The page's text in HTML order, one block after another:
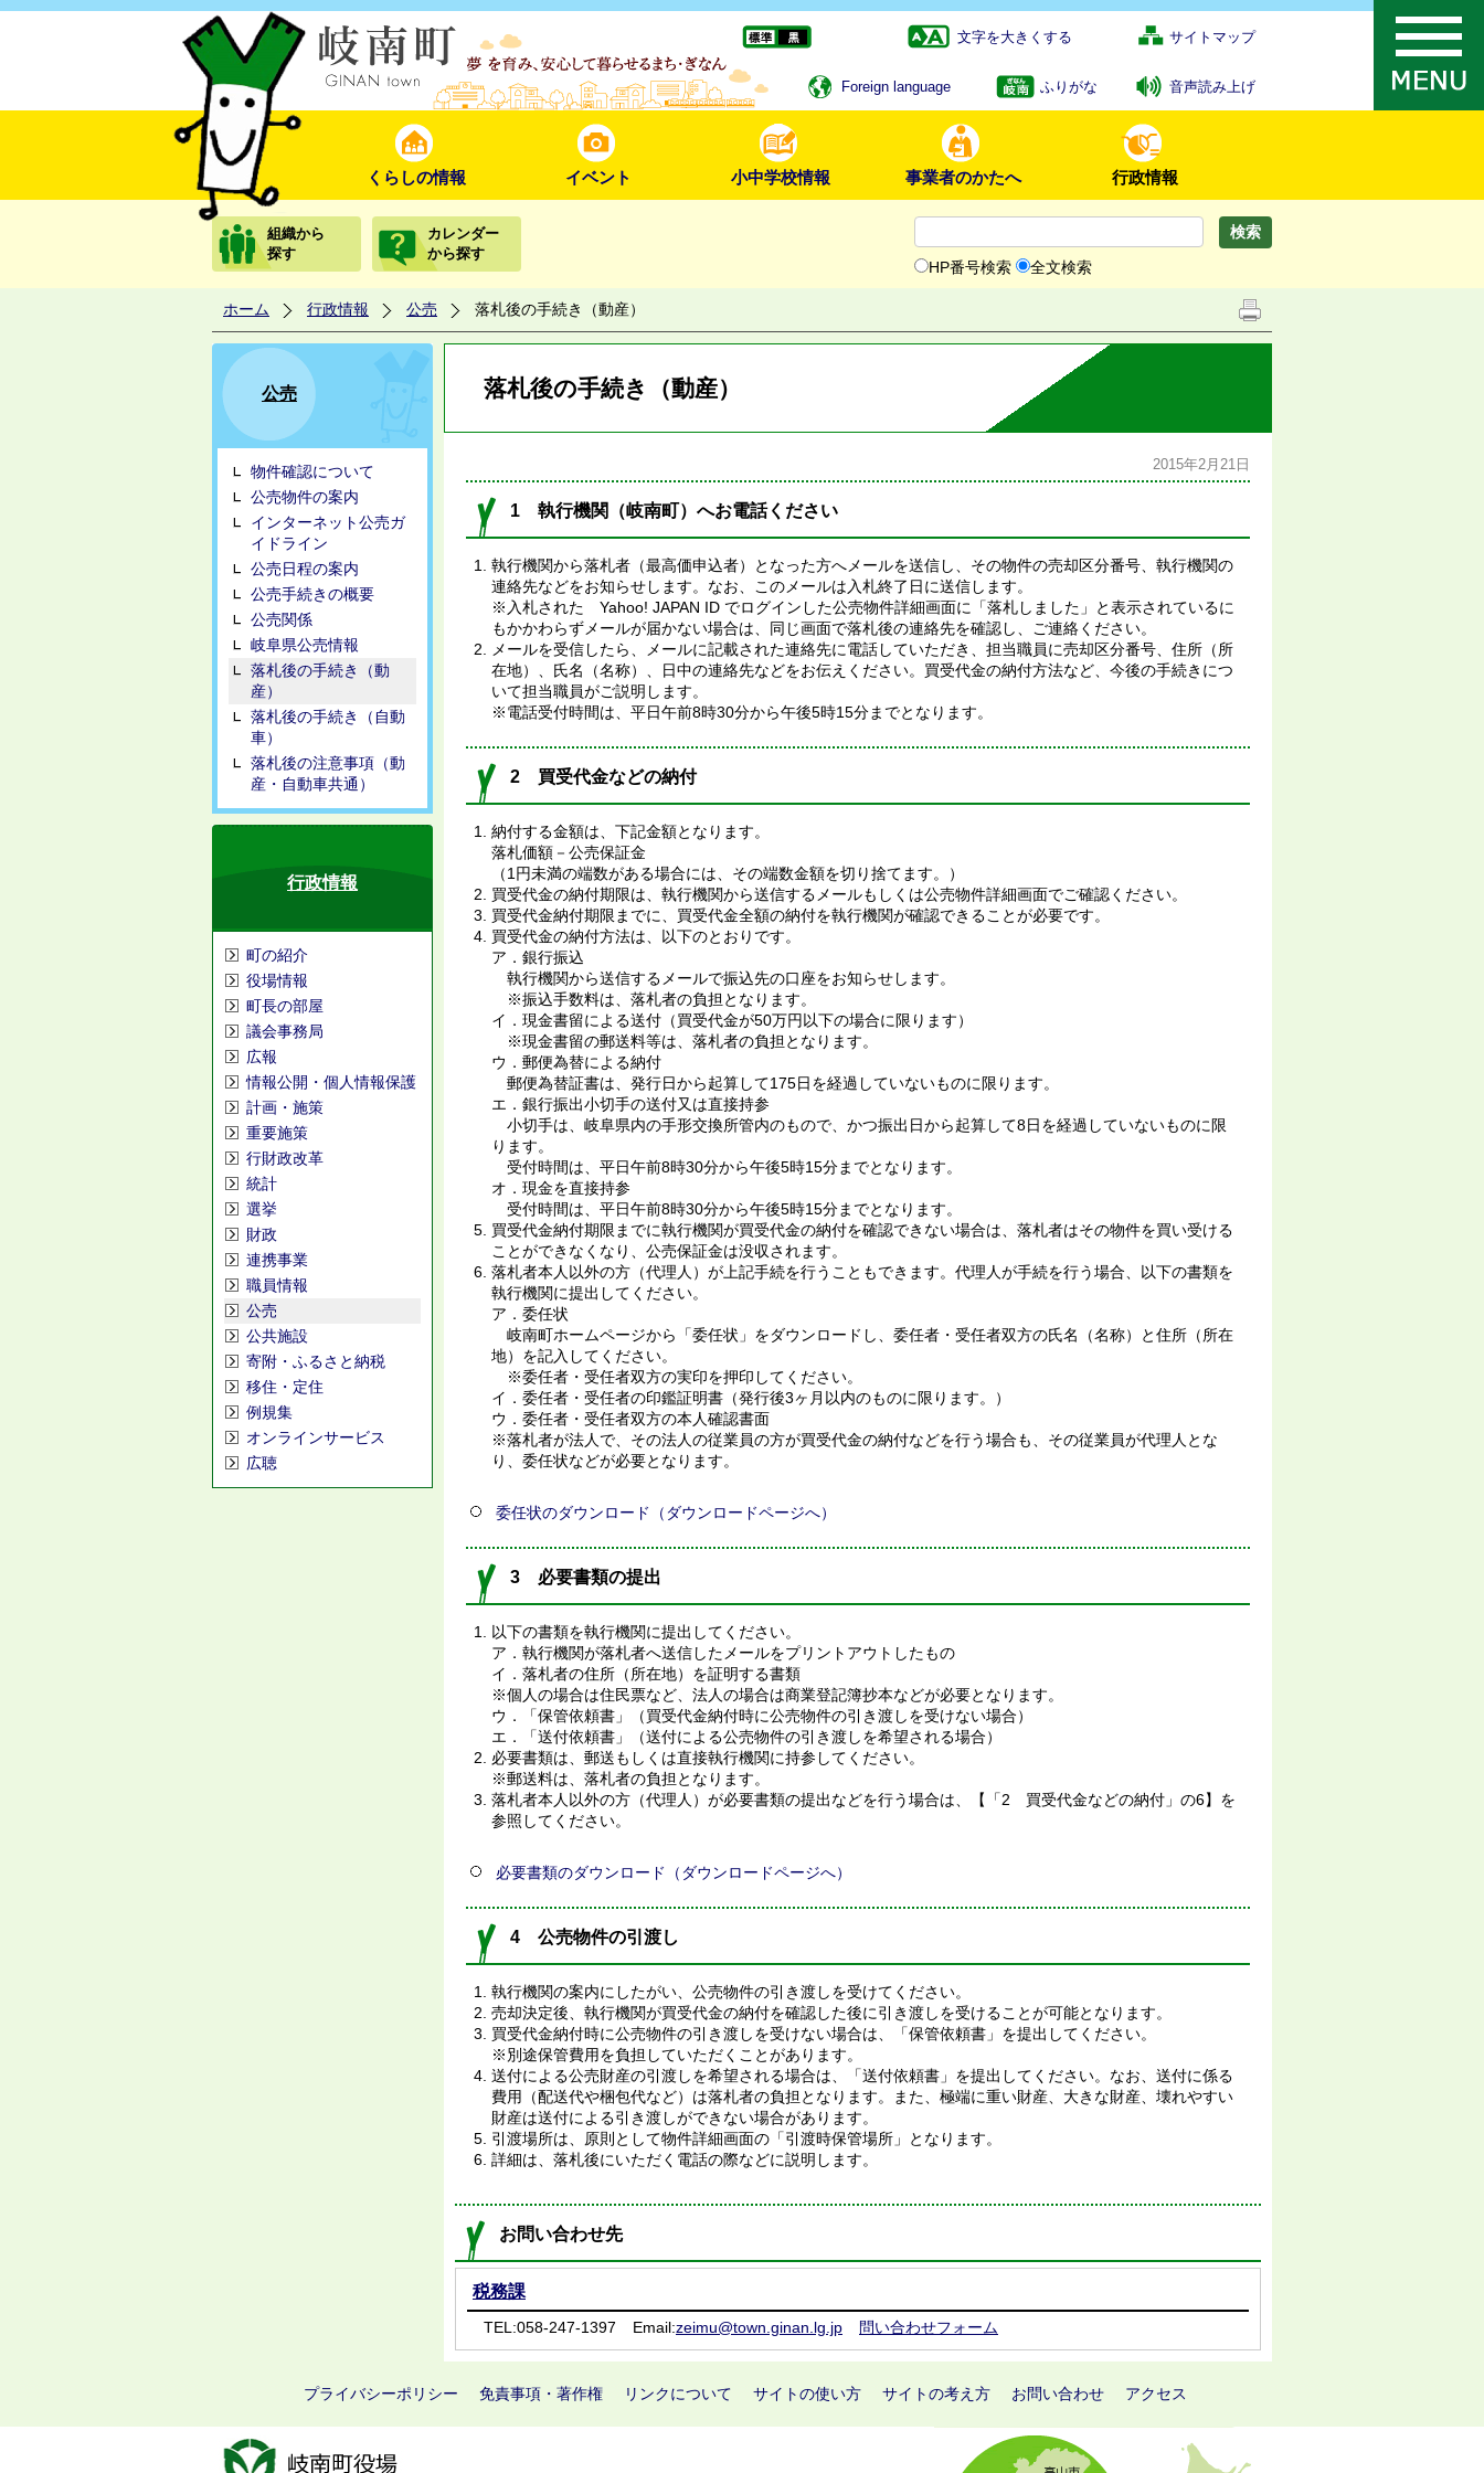
文字を大きくする サイトマップ
Foreign language ふりがな 音声読み上げ
くらしの情報 イベント 小中学校情報 事業者のかたへ 行政情報
組織から
探す
カレンダー
から探す
HP番号検索 全文検索
ホーム 行政情報 公売 落札後の手続き（動産）
公売
物件確認について
公売物件の案内
インターネット公売ガ
イドライン
公売日程の案内
公売手続きの概要
公売関係
岐阜県公売情報
落札後の手続き（動
産）
落札後の手続き（自動
車）
落札後の注意事項（動
産・自動車共通）
行政情報
町の紹介
役場情報
町長の部屋
議会事務局
広報
情報公開・個人情報保護
計画・施策
重要施策
行財政改革
統計
選挙
財政
連携事業
職員情報
公売
公共施設
寄附・ふるさと納税
移住・定住
例規集
オンラインサービス
広聴
落札後の手続き（動産）
2015年2月21日
1 執行機関（岐南町）へお電話ください
執行機関から落札者（最高価申込者）となった方へメールを送信し、その物件の売却区分番号、執行機関の
連絡先などをお知らせします。なお、このメールは入札終了日に送信します。
※入札された Yahoo! JAPAN ID でログインした公売物件詳細画面に「落札しました」と表示されているに
もかかわらずメールが届かない場合は、同じ画面で落札後の連絡先を確認し、ご連絡ください。
メールを受信したら、メールに記載された連絡先に電話していただき、担当職員に売却区分番号、住所（所
在地）、氏名（名称）、日中の連絡先などをお伝えください。買受代金の納付方法など、今後の手続きにつ
いて担当職員がご説明します。
※電話受付時間は、平日午前8時30分から午後5時15分までとなります。
2 買受代金などの納付
納付する金額は、下記金額となります。
落札価額－公売保証金
（1円未満の端数がある場合には、その端数金額を切り捨てます。）
買受代金の納付期限は、執行機関から送信するメールもしくは公売物件詳細画面でご確認ください。
買受代金納付期限までに、買受代金全額の納付を執行機関が確認できることが必要です。
買受代金の納付方法は、以下のとおりです。
ア．銀行振込
執行機関から送信するメールで振込先の口座をお知らせします。
※振込手数料は、落札者の負担となります。
イ．現金書留による送付（買受代金が50万円以下の場合に限ります）
※現金書留の郵送料等は、落札者の負担となります。
ウ．郵便為替による納付
郵便為替証書は、発行日から起算して175日を経過していないものに限ります。
エ．銀行振出小切手の送付又は直接持参
小切手は、岐阜県内の手形交換所管内のもので、かつ振出日から起算して8日を経過していないものに限
ります。
受付時間は、平日午前8時30分から午後5時15分までとなります。
オ．現金を直接持参
受付時間は、平日午前8時30分から午後5時15分までとなります。
買受代金納付期限までに執行機関が買受代金の納付を確認できない場合は、落札者はその物件を買い受ける
ことができなくなり、公売保証金は没収されます。
落札者本人以外の方（代理人）が上記手続を行うこともできます。代理人が手続を行う場合、以下の書類を
執行機関に提出してください。
ア．委任状
岐南町ホームページから「委任状」をダウンロードし、委任者・受任者双方の氏名（名称）と住所（所在
地）を記入してください。
※委任者・受任者双方の実印を押印してください。
イ．委任者・受任者の印鑑証明書（発行後3ヶ月以内のものに限ります。）
ウ．委任者・受任者双方の本人確認書面
※落札者が法人で、その法人の従業員の方が買受代金の納付などを行う場合も、その従業員が代理人とな
り、委任状などが必要となります。
委任状のダウンロード（ダウンロードページへ）
3 必要書類の提出
以下の書類を執行機関に提出してください。
ア．執行機関が落札者へ送信したメールをプリントアウトしたもの
イ．落札者の住所（所在地）を証明する書類
※個人の場合は住民票など、法人の場合は商業登記簿抄本などが必要となります。
ウ．「保管依頼書」（買受代金納付時に公売物件の引き渡しを受けない場合）
エ．「送付依頼書」（送付による公売物件の引き渡しを希望される場合）
必要書類は、郵送もしくは直接執行機関に持参してください。
※郵送料は、落札者の負担となります。
落札者本人以外の方（代理人）が必要書類の提出などを行う場合は、【「2 買受代金などの納付」の6】を
参照してください。
必要書類のダウンロード（ダウンロードページへ）
4 公売物件の引渡し
執行機関の案内にしたがい、公売物件の引き渡しを受けてください。
売却決定後、執行機関が買受代金の納付を確認した後に引き渡しを受けることが可能となります。
買受代金納付時に公売物件の引き渡しを受けない場合は、「保管依頼書」を提出してください。
※別途保管費用を負担していただくことがあります。
送付による公売財産の引渡しを希望される場合は、「送付依頼書」を提出してください。なお、送付に係る
費用（配送代や梱包代など）は落札者の負担となります。また、極端に重い財産、大きな財産、壊れやすい
財産は送付による引き渡しができない場合があります。
引渡場所は、原則として物件詳細画面の「引渡時保管場所」となります。
詳細は、落札後にいただく電話の際などに説明します。
お問い合わせ先
税務課
TEL:058-247-1397 Email:zeimu@town.ginan.lg.jp 問い合わせフォーム
プライバシーポリシー 免責事項・著作権 リンクについて サイトの使い方 サイトの考え方 お問い合わせ アクセス